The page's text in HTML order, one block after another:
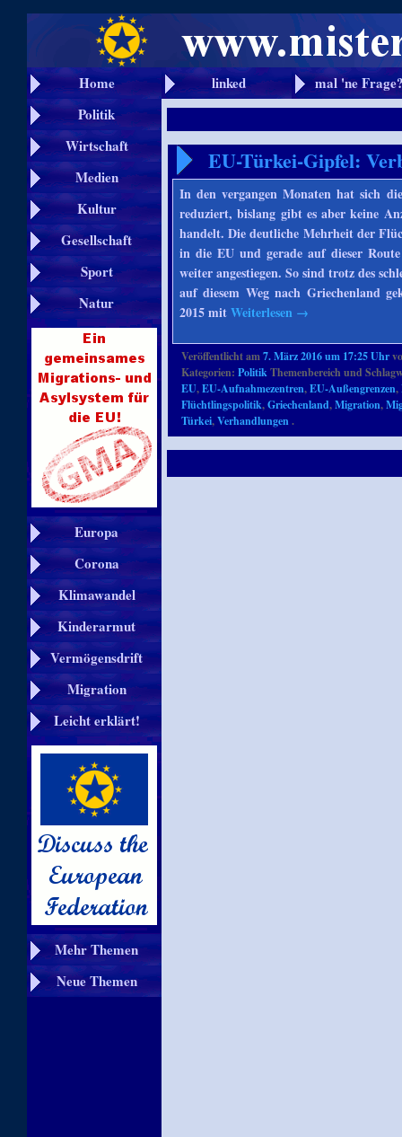
Home linked
mal 'ne
Politik
Wirtschaft
Medien
Kultur
Gesellschaft
Sport
Natur
Europa
Corona
Klimawandel
Kinderarmut
Vermögensdrift
Migration
Leicht erklärt!
Mehr Themen
Neue Themen
EU-Türkei-Gipfel:
In den vergangen Monaten hat sich
reduziert, bislang gibt es aber keine
handelt. Die deutliche Mehrheit der
in die EU und gerade auf dieser
weiter angestiegen. So sind trotz des
auf diesem Weg nach Griechenland
2015 mitWeiterlesen →
Veröffentlicht am7. März 2016 um 17:25 Uhr
Kategorien:PolitikThemenbereich und
EU,EU-Aufnahmezentren,EU-Außengrenzen,
Flüchtlingspolitik,Griechenland,Migration,
Türkei,Verhandlungen.